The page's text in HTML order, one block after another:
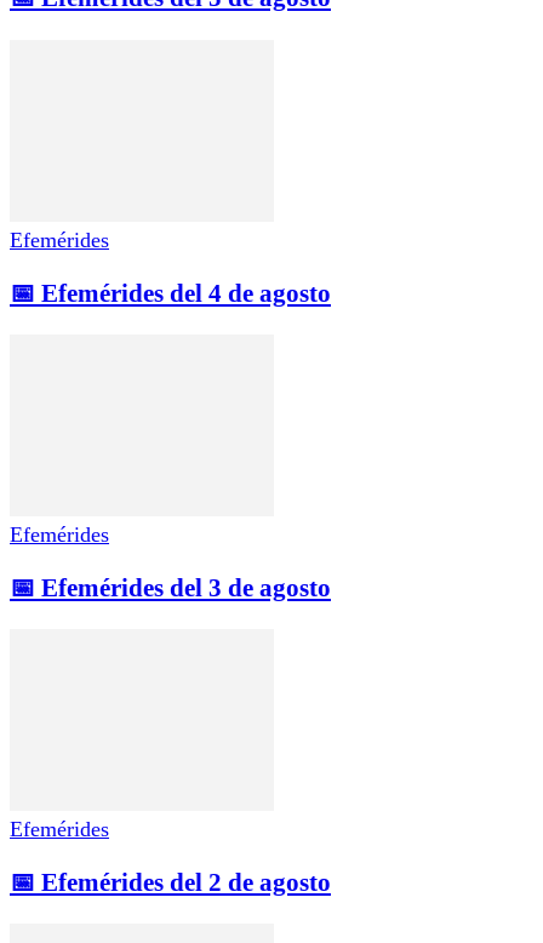
Efemérides
📅 Efemérides del 4 de agosto
Efemérides
📅 Efemérides del 3 de agosto
Efemérides
📅 Efemérides del 2 de agosto